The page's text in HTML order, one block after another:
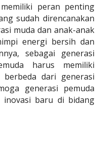
peran penting
sudah direncanakan
muda dan anak-anak
energi bersih dan
sebagai generasi
harus memiliki
dari generasi
generasi pemuda
inovasi baru di bidang